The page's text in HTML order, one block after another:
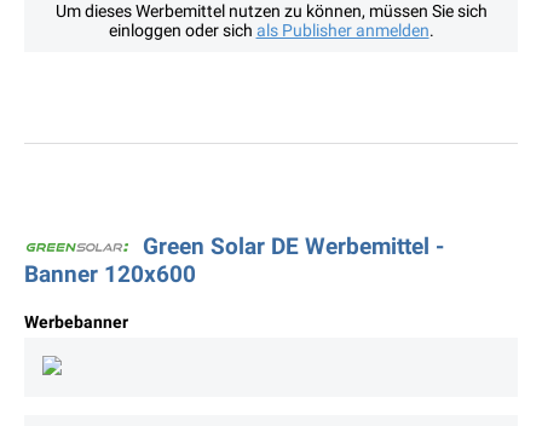
Um dieses Werbemittel nutzen zu können, müssen Sie sich
einloggen oder sich als Publisher anmelden.
Green Solar DE Werbemittel -
Banner 120x600
Werbebanner